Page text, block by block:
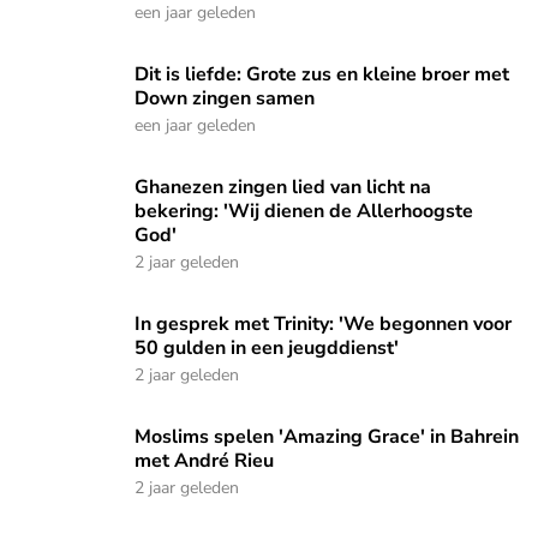
een jaar geleden
Dit is liefde: Grote zus en kleine broer met Down zingen
Dit is liefde: Grote zus en kleine broer met
Down zingen samen
een jaar geleden
Ghanezen zingen lied van licht na bekering: 'Wij dienen de
Ghanezen zingen lied van licht na
bekering: 'Wij dienen de Allerhoogste
God'
2 jaar geleden
In gesprek met Trinity: 'We begonnen voor 50 gulden in
In gesprek met Trinity: 'We begonnen voor
50 gulden in een jeugddienst'
2 jaar geleden
Moslims spelen 'Amazing Grace' in Bahrein met André Rieu
Moslims spelen 'Amazing Grace' in Bahrein
met André Rieu
2 jaar geleden